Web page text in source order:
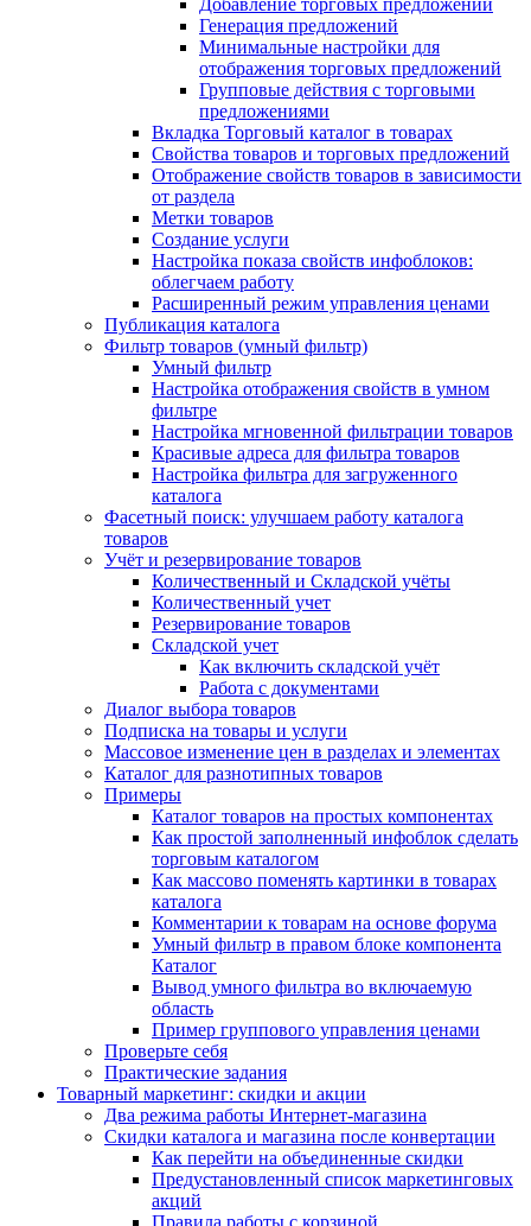
Добавление торговых предложений
Генерация предложений
Минимальные настройки для
отображения торговых предложений
Групповые действия с торговыми
предложениями
Вкладка Торговый каталог в товарах
Свойства товаров и торговых предложений
Отображение свойств товаров в зависимости
от раздела
Метки товаров
Создание услуги
Настройка показа свойств инфоблоков:
облегчаем работу
Расширенный режим управления ценами
Публикация каталога
Фильтр товаров (умный фильтр)
Умный фильтр
Настройка отображения свойств в умном
фильтре
Настройка мгновенной фильтрации товаров
Красивые адреса для фильтра товаров
Настройка фильтра для загруженного
каталога
Фасетный поиск: улучшаем работу каталога
товаров
Учёт и резервирование товаров
Количественный и Складской учёты
Количественный учет
Резервирование товаров
Складской учет
Как включить складской учёт
Работа с документами
Диалог выбора товаров
Подписка на товары и услуги
Массовое изменение цен в разделах и элементах
Каталог для разнотипных товаров
Примеры
Каталог товаров на простых компонентах
Как простой заполненный инфоблок сделать
торговым каталогом
Как массово поменять картинки в товарах
каталога
Комментарии к товарам на основе форума
Умный фильтр в правом блоке компонента
Каталог
Вывод умного фильтра во включаемую
область
Пример группового управления ценами
Проверьте себя
Практические задания
Товарный маркетинг: скидки и акции
Два режима работы Интернет-магазина
Скидки каталога и магазина после конвертации
Как перейти на объединенные скидки
Предустановленный список маркетинговых
акций
Правила работы с корзиной